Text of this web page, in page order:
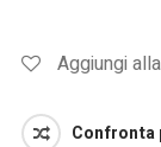
Aggiungi